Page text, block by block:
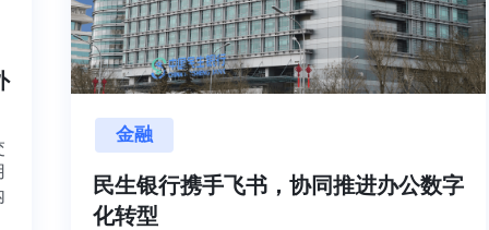
金融
民生银行携手飞书，协同推进办公数字
化转型